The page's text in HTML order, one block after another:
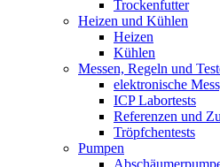
Trockenfutter
Heizen und Kühlen
Heizen
Kühlen
Messen, Regeln und
elektronische
ICP Labortests
Referenzen und
Tröpfchentests
Pumpen